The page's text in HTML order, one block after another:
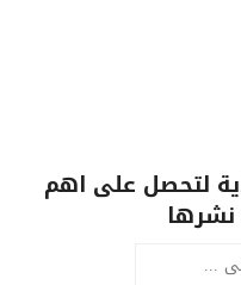
لتحصل على اهم
نشرها